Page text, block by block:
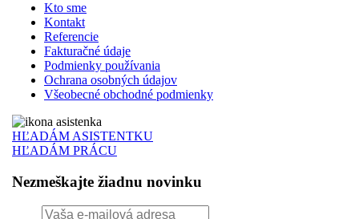
Kto sme
Kontakt
Referencie
Fakturačné údaje
Podmienky používania
Ochrana osobných údajov
Všeobecné obchodné podmienky
HĽADÁM ASISTENTKU
HĽADÁM PRÁCU
Nezmeškajte žiadnu novinku